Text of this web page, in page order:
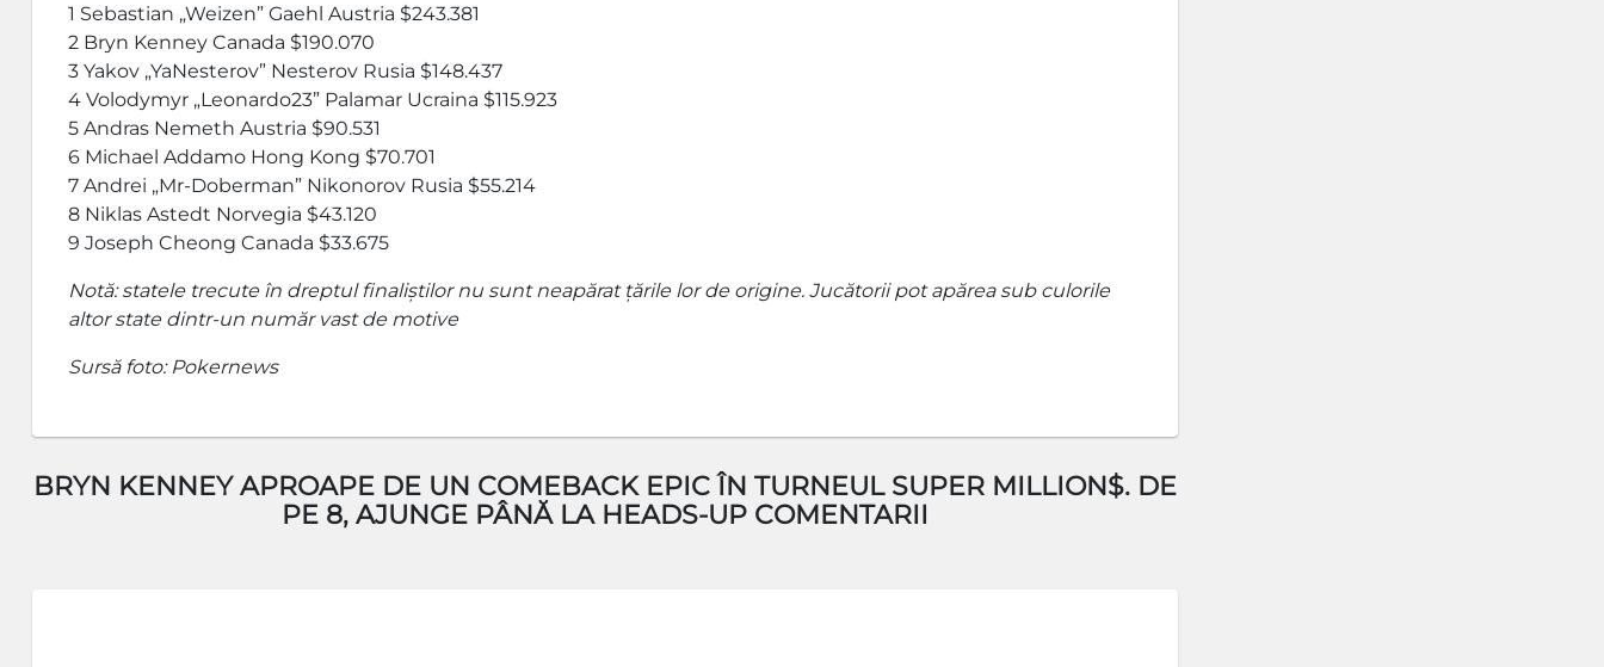
1 Sebastian „Weizen” Gaehl Austria $243.381
2 Bryn Kenney Canada $190.070
3 Yakov „YaNesterov” Nesterov Rusia $148.437
4 Volodymyr „Leonardo23” Palamar Ucraina $115.923
5 Andras Nemeth Austria $90.531
6 Michael Addamo Hong Kong $70.701
7 Andrei „Mr-Doberman” Nikonorov Rusia $55.214
8 Niklas Astedt Norvegia $43.120
9 Joseph Cheong Canada $33.675
Notă: statele trecute în dreptul finaliștilor nu sunt neapărat țările lor de origine. Jucătorii pot apărea sub culorile
altor state dintr-un număr vast de motive
Sursă foto: Pokernews
BRYN KENNEY APROAPE DE UN COMEBACK EPIC ÎN TURNEUL SUPER MILLION$. DE
PE 8, AJUNGE PÂNĂ LA HEADS-UP COMENTARII